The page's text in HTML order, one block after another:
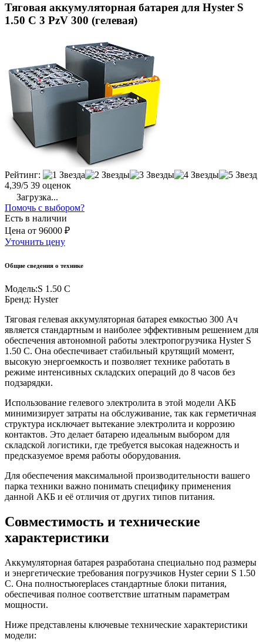
Тяговая аккумуляторная батарея для Hyster S
1.50 C 3 PzV 300 (гелевая)
Рейтинг:
4,39/5 39 оценок
Загрузка...
Помочь с выбором?
Есть в наличии
Цена от 96000 ₽
Уточнить цену
Общие сведения о технике
Модель:S 1.50 C
Бренд: Hyster
Тяговая гелевая аккумуляторная батарея емкостью 300 Ач
является стандартным и наиболее эффективным решением для
обеспечения автономной работы электропогрузчика Hyster S
1.50 C. Она обеспечивает стабильный крутящий момент,
высокую энергоемкость и позволяет технике работать в
режиме интенсивных складских операций до 8 часов без
подзарядки.
Использование гелевого электролита в этой модели АКБ
минимизирует затраты на обслуживание, так как герметичная
структура исключает вытекание электролита и коррозию
контактов. Это делает батарею идеальным выбором для
складской логистики, где требуется высокая надежность и
предсказуемое время работы оборудования.
Для обеспечения максимальной производительности вашего
парка техники важно понимать специфику применения
данной АКБ и её отличия от других типов питания.
Совместимость и технические
характеристики
Аккумуляторная батарея разработана специально под размеры
и энергетические требования погрузчиков Hyster серии S 1.50
C. Она полностьюreplaces стандартные блоки питания,
обеспечивая полное соответствие штатным параметрам
мощности.
Ниже представлены ключевые технические характеристики
модели: